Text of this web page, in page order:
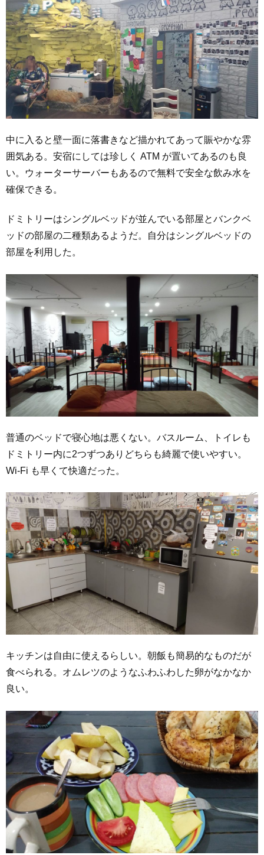
中に入ると壁一面に落書きなど描かれてあって賑やかな雰
囲気ある。安宿にしては珍しく ATM が置いてあるのも良
い。ウォーターサーバーもあるので無料で安全な飲み水を
確保できる。
ドミトリーはシングルベッドが並んでいる部屋とバンクベ
ッドの部屋の二種類あるようだ。自分はシングルベッドの
部屋を利用した。
普通のベッドで寝心地は悪くない。バスルーム、トイレも
ドミトリー内に2つずつありどちらも綺麗で使いやすい。
Wi-Fi も早くて快適だった。
キッチンは自由に使えるらしい。朝飯も簡易的なものだが
食べられる。オムレツのようなふわふわした卵がなかなか
良い。